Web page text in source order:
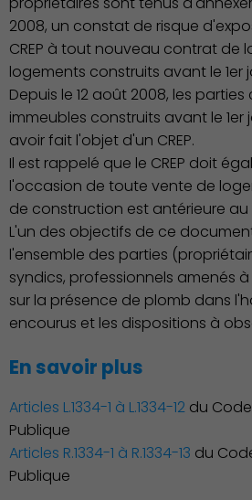
Économie
Emploi
Associations et
2008, un constat de risque
CREP à tout nouveau contrat de
logements construits avant le 1er
Depuis le 12 août 2008, les
immeubles construits avant le 1er
avoir fait l'objet d'un CREP.
Il est rappelé que le CREP doit
l'occasion de toute vente de
de construction est antérieure au
L'un des objectifs de ce
l'ensemble des parties
syndics, professionnels amenés
sur la présence de plomb dans
encourus et les dispositions à
En savoir plus
Articles L.1334-1 à L.1334-12 du
Publique
Articles R.1334-1 à R.1334-13 du
Publique